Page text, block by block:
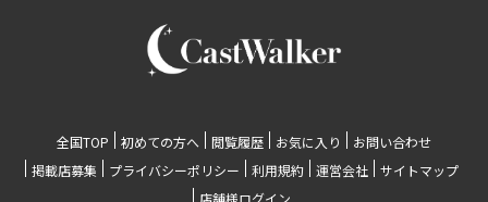
全国TOP 初めての方へ 閲覧履歴 お気に入り
お問い合わせ
掲載店募集
プライバシーポリシー 利用規約 運営会社
サイトマップ
店舗様ログイン